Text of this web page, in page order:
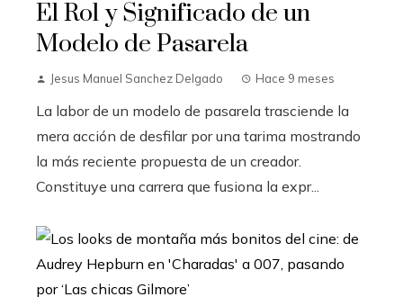
El Rol y Significado de un
Modelo de Pasarela
Jesus Manuel Sanchez Delgado Hace 9 meses
La labor de un modelo de pasarela trasciende la
mera acción de desfilar por una tarima mostrando
la más reciente propuesta de un creador.
Constituye una carrera que fusiona la expr...